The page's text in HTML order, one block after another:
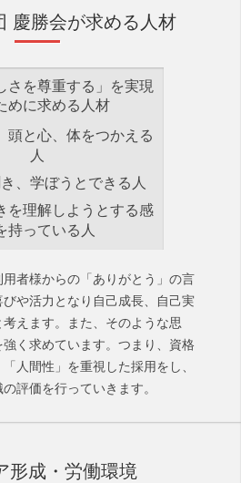
慶勝会が求める人材
さを尊重する」を実現
めに求める人材
頭と心、体をつかえる
人
、学ぼうとできる人
を理解しようとする感
持っている人
者様からの「ありがとう」の言
や活力となり自己成長、自己実
えます。また、そのような思
く求めています。つまり、資格
人間性」を重視した採用をし、
評価を行っていきます。
形成・労働環境